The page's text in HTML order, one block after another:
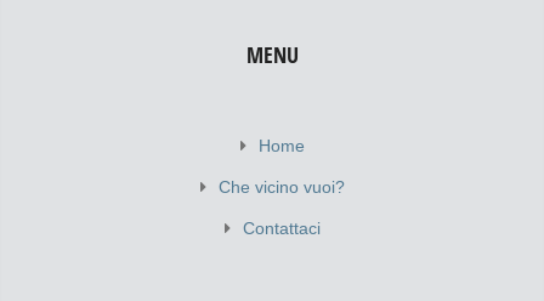
MENU
Home
Che vicino vuoi?
Contattaci